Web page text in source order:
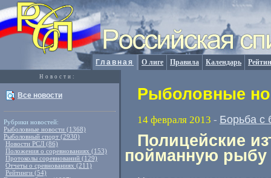
Главная О лиге Правила Календарь
Новости:
Все новости
Рубрики новостей:
Рыболовные новости (1368)
Рыболовный спорт (2930)
Новости РСЛ (86)
Положения о соревнованиях (153)
Протоколы соревнований (129)
Отчеты о сревнованиях (211)
Рейтинги (54)
Рыболовные
14 февраля 2013 - Борьба с
Полицейские
пойманную рыбу